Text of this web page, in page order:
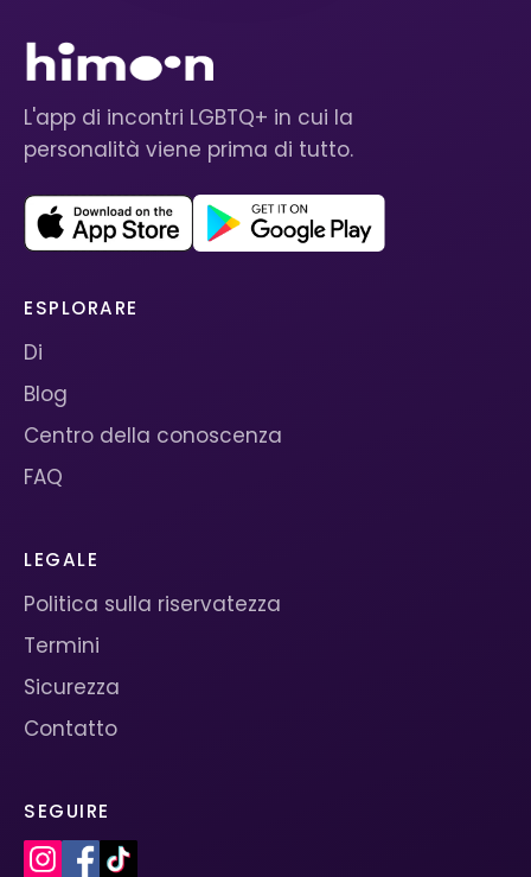
L'app di incontri LGBTQ+ in cui la
personalità viene prima di tutto.
ESPLORARE
Di
Blog
Centro della conoscenza
FAQ
LEGALE
Politica sulla riservatezza
Termini
Sicurezza
Contatto
SEGUIRE